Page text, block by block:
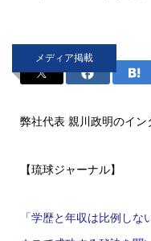
メディア掲載
弊社代表 親川政明のイン
【琉球ジャーナル】
「学歴と年収は比例し